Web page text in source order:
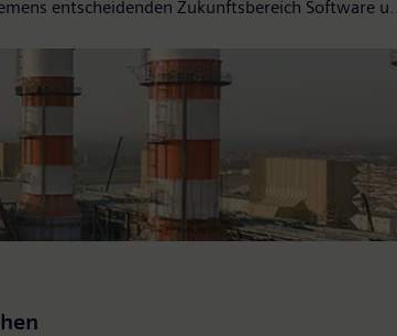
entscheidenden Zukunftsbereich Software u...